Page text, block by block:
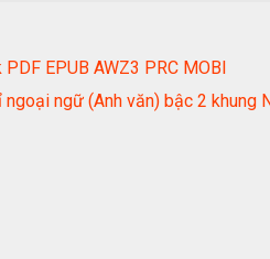
EPUB AWZ3 PRC MOBI
ngữ (Anh văn) bậc 2 khung